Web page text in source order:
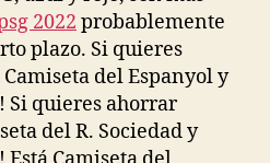
2022 probablemente
plazo. Si quieres
del Espanyol y
quieres ahorrar
del R. Sociedad y